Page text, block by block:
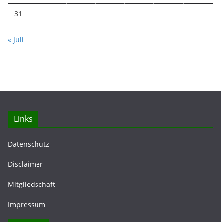
31
« Juli
Links
Datenschutz
Disclaimer
Mitgliedschaft
Impressum